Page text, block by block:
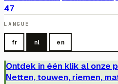
47
LANGUE
fr nl en
Ontdek in één klik al onze
Netten, touwen, riemen,